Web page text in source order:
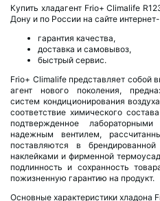
Купить хладагент Frio+ Climalife
Дону и по России на сайте
гарантия качества,
доставка и самовывоз,
быстрый сервис.
Frio+ Climalife представляет собой
агент нового поколения,
систем кондиционирования
соответствие химического
подтвержденное
надежным вентилем,
поставляются в
наклейками и фирменной
подлинность и сохранность
пожизненную гарантию на продукт.
Основные характеристики хладона